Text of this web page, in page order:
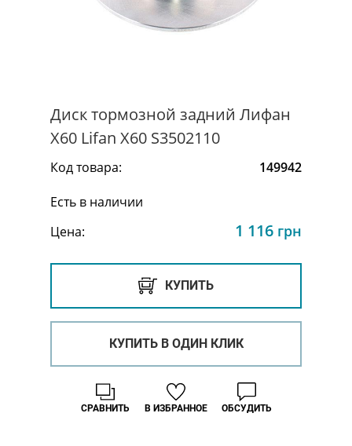
Диск тормозной задний Лифан
Х60 Lifan X60 S3502110
Код товара:
149942
Есть в наличии
Цена:
1 116 грн
КУПИТЬ
КУПИТЬ В ОДИН КЛИК
В ИЗБРАННОЕ
СРАВНИТЬ ОБСУДИТЬ